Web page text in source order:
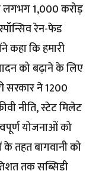
लगभग 1,000 करोड़
रेन-फेड
कहा कि हमारी
को बढ़ाने के लिए
सरकार ने 1200
नीति, स्टेट मिलेट
योजनाओं को
के तहत बागवानी को